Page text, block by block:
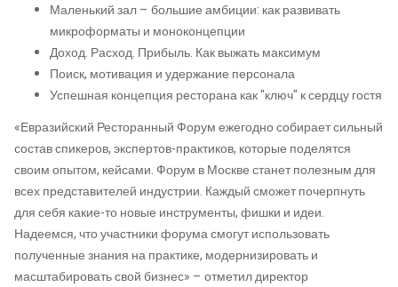
Маленький зал – большие амбиции: как развивать
микроформаты и моноконцепции​​​​​​​
Доход. Расход. Прибыль. Как выжать максимум​​​​​​​​​​​​​
Поиск, мотивация и удержание персонала
Успешная концепция ресторана как "ключ" к сердцу гостя
«Евразийский Ресторанный Форум ежегодно собирает сильный
состав спикеров, экспертов-практиков, которые поделятся
своим опытом, кейсами. Форум в Москве станет полезным для
всех представителей индустрии. Каждый сможет почерпнуть
для себя какие-то новые инструменты, фишки и идеи.
Надеемся, что участники форума смогут использовать
полученные знания на практике, модернизировать и
масштабировать свой бизнес» – отметил директор